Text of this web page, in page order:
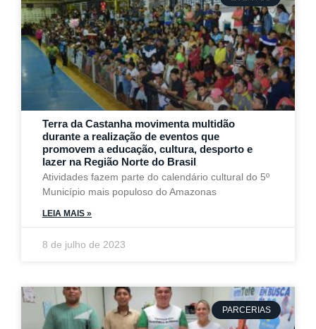
Terra da Castanha movimenta multidão
durante a realização de eventos que
promovem a educação, cultura, desporto e
lazer na Região Norte do Brasil
Atividades fazem parte do calendário cultural do 5º
Município mais populoso do Amazonas
LEIA MAIS »
8 de julho de 2023
PARCERIAS